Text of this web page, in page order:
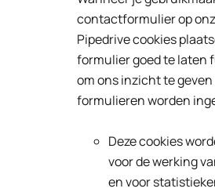
contactformulier op
Pipedrive cookies
formulier goed te laten
om ons inzicht te
formulieren worden
Deze cookies
voor de werking
en voor